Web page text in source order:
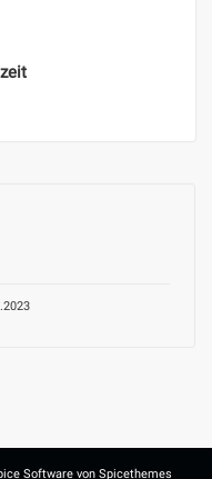
Software von Spicethemes